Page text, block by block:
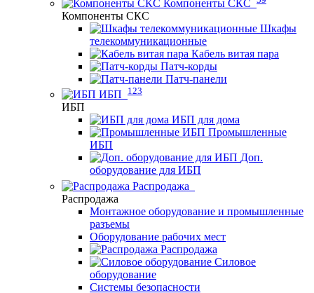
Компоненты СКС
Компоненты СКС
Шкафы
телекоммуникационные
Кабель витая пара
Патч-корды
Патч-панели
ИБП
123
ИБП
ИБП для дома
Промышленные
ИБП
Доп.
оборудование для ИБП
Распродажа
Распродажа
Монтажное оборудование и промышленные
разъемы
Оборудование рабочих мест
Распродажа
Силовое
оборудование
Системы безопасности